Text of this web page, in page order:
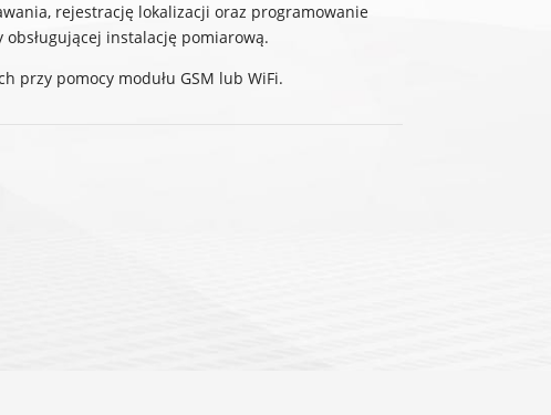
rejestrację lokalizacji oraz programowanie
instalację pomiarową.
przy pomocy modułu GSM lub WiFi.